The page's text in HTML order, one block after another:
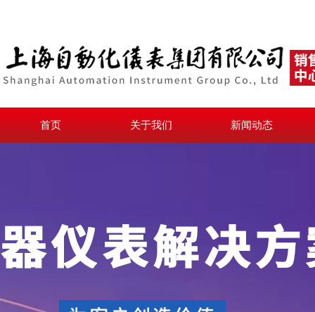
首页 关于我们 新闻动态